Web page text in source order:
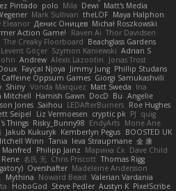
Pintado polo Mila Dewi
Matt's Media
Mark Sullivan theLOF Maya Halphon
Eleanor Денис Оницев Michał Roszkowski
Action Game!
Raven Ai Thor Davidsen
The Creaky Floorboard Beachglass Gardens
Levent Göçer Szymon Kaniewski Adrian S
john Andrew Alexis Lazootin
Jonas Trost
Fayçal Njoya Jimmy Jung Phillip Studans
Caffeine Oppsum Games Giorgi Samukashvili
Shiny Vonda Marquez Matt Sweda Ina
Mitchell Hamish Gawn DocD Bu Angelie
Jones Saihou LEDAfterBurners Roe Hughes
Seipel Liz Vermoesen cryptic pk PJ quig
Things Risky_Bunny98 EndyArts Mone Ane
Jakub Kukuryk Kemberlyn Pegus BOOSTED UK
Winn Tania Ieva Straupmane 金 康
Manfred Philipp Jainz Марина Ск Dave Child
Rene 名氏 无 Chris Priscott Thomas Rigg
Overshafter Madeleine Andersson
Mythina Noward Beast Valerian Vardania
HoboGod Steve Pedler Austyn K PixelScribe